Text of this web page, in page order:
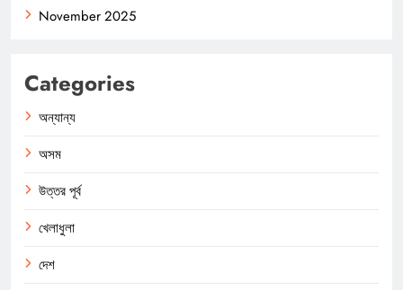
November 2025
Categories
অন্যান্য
অসম
উত্তর পূর্ব
খেলাধুলা
দেশ